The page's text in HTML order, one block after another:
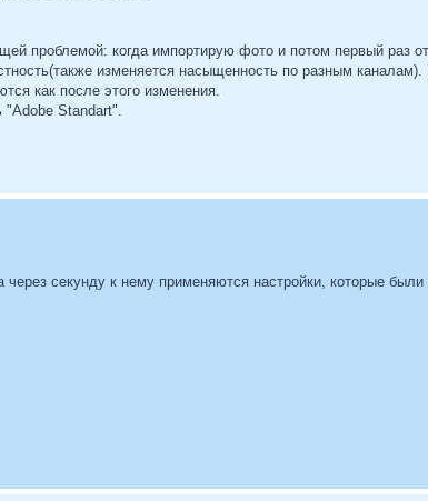
проблемой: когда импортирую фото и потом первый раз
изменяется насыщенность по разным
как после этого изменения.
Standart".
секунду к нему применяются настройки, которые